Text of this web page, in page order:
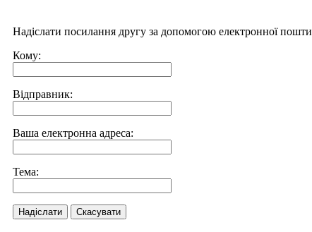
Надіслати посилання другу за допомогою електронної пошти
Кому:
Відправник:
Ваша електронна адреса:
Тема:
Надіслати Скасувати